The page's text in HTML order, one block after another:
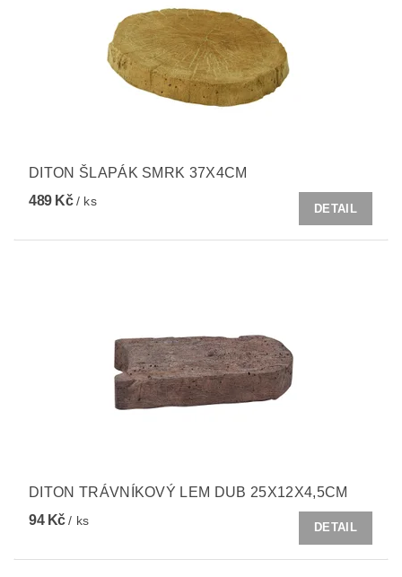
DITON ŠLAPÁK SMRK 37X4CM
489 Kč/ ks
DETAIL
DITON TRÁVNÍKOVÝ LEM DUB 25X12X4,5CM
94 Kč/ ks
DETAIL